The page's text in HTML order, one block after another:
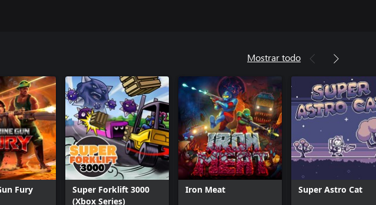
Mostrar todo
Fury
Super Forklift 3000
(Xbox Series)
Iron Meat Super Astro Cat